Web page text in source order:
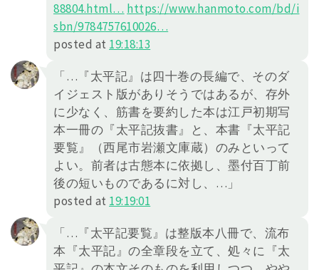
88804.html… https://www.hanmoto.com/bd/i
sbn/9784757610026…
posted at 19:18:13
「…『太平記』は四十巻の長編で、そのダ
イジェスト版がありそうではあるが、存外
に少なく、筋書を要約した本は江戸初期写
本一冊の『太平記抜書』と、本書『太平記
要覧』（西尾市岩瀬文庫蔵）のみといって
よい。前者は古態本に依拠し、墨付百丁前
後の短いものであるに対し、…」
posted at 19:19:01
「…『太平記要覧』は整版本八冊で、流布
本『太平記』の全章段を立て、処々に『太